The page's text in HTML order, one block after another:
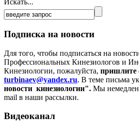
Искать...
Подписка на новости
Для того, чтобы подписаться на
Профессиональных Кинезиологов и
Кинезиологии, пожалуйста, пришлите
turbinaev@yandex.ru. В теме письма
новости кинезиологии". Мы
mail в наши рассылки.
Видеоканал